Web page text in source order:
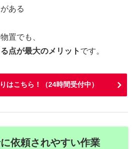
ある
置でも、
点が最大のメリット です。
はこちら！（24時間受付中）
依頼されやすい作業